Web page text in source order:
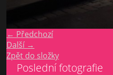
← Předchozí
Další →
Zpět do složky
Poslední fotografie